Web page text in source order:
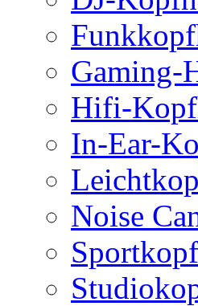
Gaming-
Hifi-
In-Ear-
Noise